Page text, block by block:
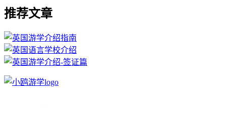
推荐文章